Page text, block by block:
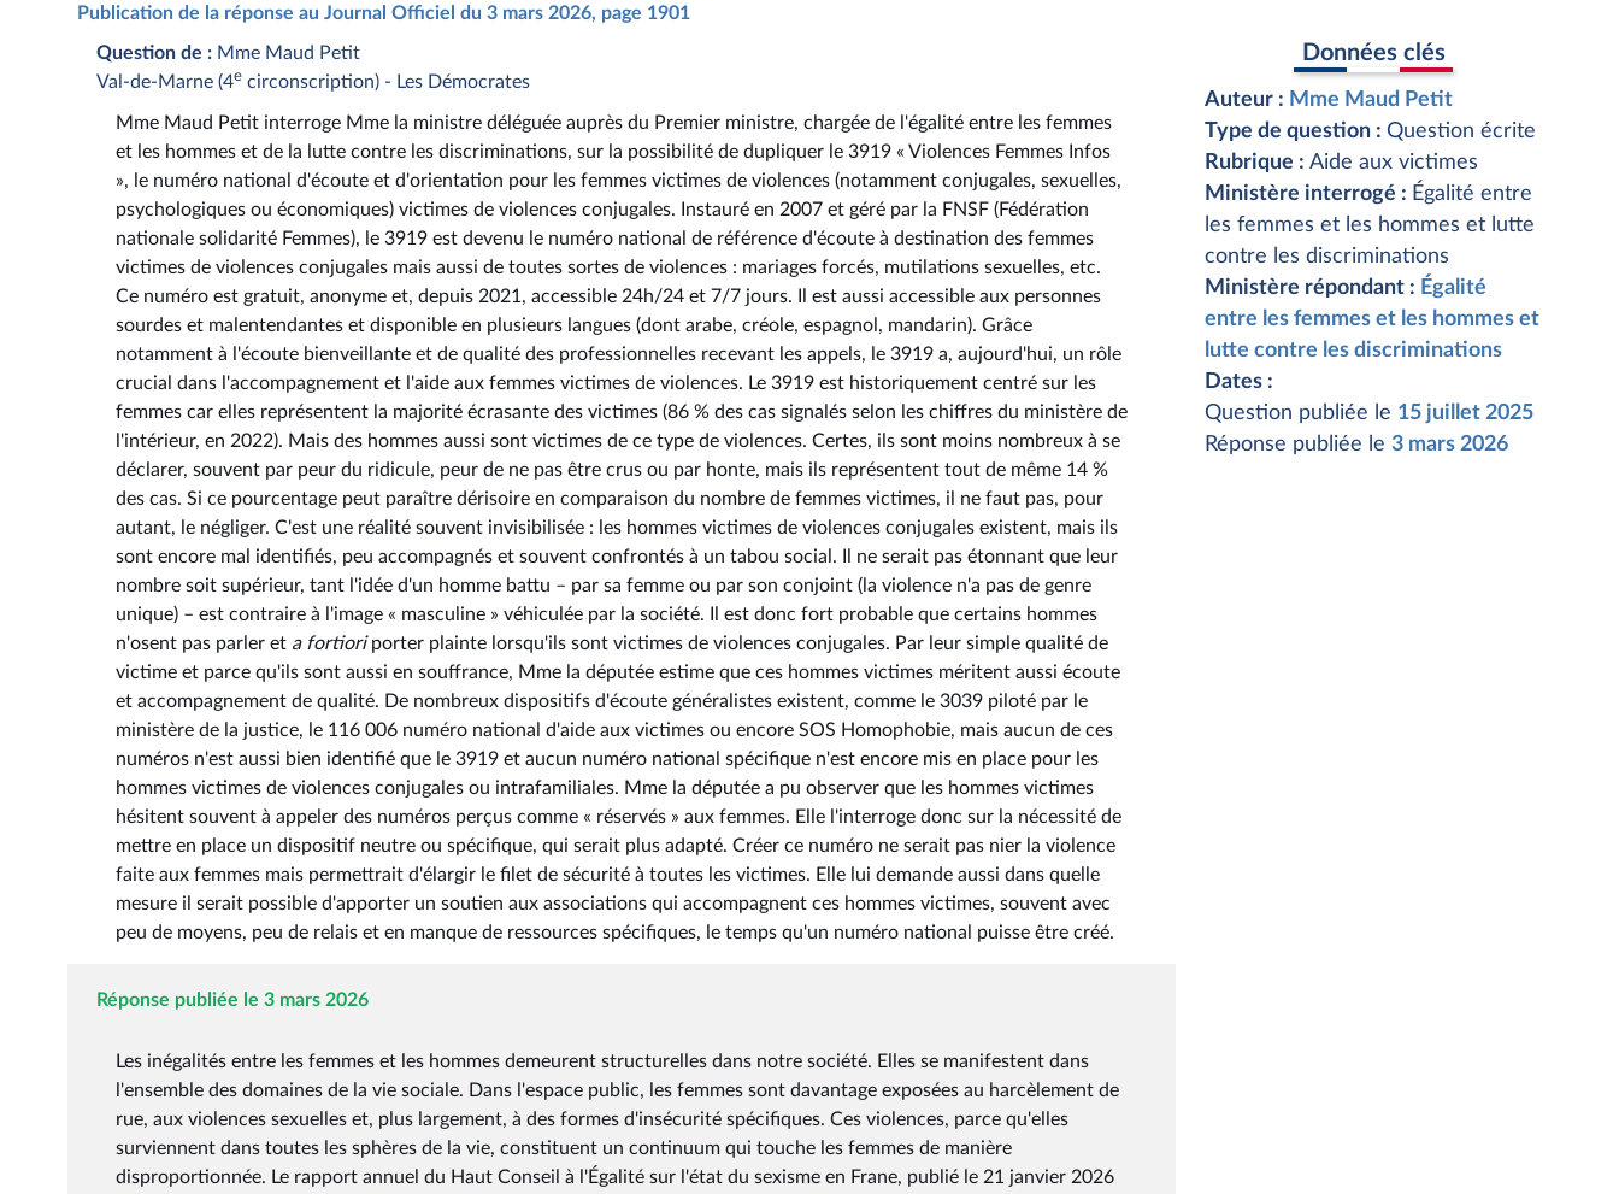
Publication de la réponse au Journal Officiel du 3 mars 2026, page 1901
Question de : Mme Maud Petit
Val-de-Marne (4e circonscription) - Les Démocrates
Mme Maud Petit interroge Mme la ministre déléguée auprès du Premier ministre, chargée de l'égalité entre les femmes
et les hommes et de la lutte contre les discriminations, sur la possibilité de dupliquer le 3919 « Violences Femmes Infos
», le numéro national d'écoute et d'orientation pour les femmes victimes de violences (notamment conjugales, sexuelles,
psychologiques ou économiques) victimes de violences conjugales. Instauré en 2007 et géré par la FNSF (Fédération
nationale solidarité Femmes), le 3919 est devenu le numéro national de référence d'écoute à destination des femmes
victimes de violences conjugales mais aussi de toutes sortes de violences : mariages forcés, mutilations sexuelles, etc.
Ce numéro est gratuit, anonyme et, depuis 2021, accessible 24h/24 et 7/7 jours. Il est aussi accessible aux personnes
sourdes et malentendantes et disponible en plusieurs langues (dont arabe, créole, espagnol, mandarin). Grâce
notamment à l'écoute bienveillante et de qualité des professionnelles recevant les appels, le 3919 a, aujourd'hui, un rôle
crucial dans l'accompagnement et l'aide aux femmes victimes de violences. Le 3919 est historiquement centré sur les
femmes car elles représentent la majorité écrasante des victimes (86 % des cas signalés selon les chiffres du ministère de
l'intérieur, en 2022). Mais des hommes aussi sont victimes de ce type de violences. Certes, ils sont moins nombreux à se
déclarer, souvent par peur du ridicule, peur de ne pas être crus ou par honte, mais ils représentent tout de même 14 %
des cas. Si ce pourcentage peut paraître dérisoire en comparaison du nombre de femmes victimes, il ne faut pas, pour
autant, le négliger. C'est une réalité souvent invisibilisée : les hommes victimes de violences conjugales existent, mais ils
sont encore mal identifiés, peu accompagnés et souvent confrontés à un tabou social. Il ne serait pas étonnant que leur
nombre soit supérieur, tant l'idée d'un homme battu – par sa femme ou par son conjoint (la violence n'a pas de genre
unique) – est contraire à l'image « masculine » véhiculée par la société. Il est donc fort probable que certains hommes
n'osent pas parler et a fortioriporter plainte lorsqu'ils sont victimes de violences conjugales. Par leur simple qualité de
victime et parce qu'ils sont aussi en souffrance, Mme la députée estime que ces hommes victimes méritent aussi écoute
et accompagnement de qualité. De nombreux dispositifs d'écoute généralistes existent, comme le 3039 piloté par le
ministère de la justice, le 116 006 numéro national d'aide aux victimes ou encore SOS Homophobie, mais aucun de ces
numéros n'est aussi bien identifié que le 3919 et aucun numéro national spécifique n'est encore mis en place pour les
hommes victimes de violences conjugales ou intrafamiliales. Mme la députée a pu observer que les hommes victimes
hésitent souvent à appeler des numéros perçus comme « réservés » aux femmes. Elle l'interroge donc sur la nécessité de
mettre en place un dispositif neutre ou spécifique, qui serait plus adapté. Créer ce numéro ne serait pas nier la violence
faite aux femmes mais permettrait d'élargir le filet de sécurité à toutes les victimes. Elle lui demande aussi dans quelle
mesure il serait possible d'apporter un soutien aux associations qui accompagnent ces hommes victimes, souvent avec
peu de moyens, peu de relais et en manque de ressources spécifiques, le temps qu'un numéro national puisse être créé.
Réponse publiée le 3 mars 2026
Les inégalités entre les femmes et les hommes demeurent structurelles dans notre société. Elles se manifestent dans
l'ensemble des domaines de la vie sociale. Dans l'espace public, les femmes sont davantage exposées au harcèlement de
rue, aux violences sexuelles et, plus largement, à des formes d'insécurité spécifiques. Ces violences, parce qu'elles
surviennent dans toutes les sphères de la vie, constituent un continuum qui touche les femmes de manière
disproportionnée. Le rapport annuel du Haut Conseil à l'Égalité sur l'état du sexisme en Frane, publié le 21 janvier 2026
Données clés
Auteur : Mme Maud Petit
Type de question : Question écrite
Rubrique : Aide aux victimes
Ministère interrogé : Égalité entre
les femmes et les hommes et lutte
contre les discriminations
Ministère répondant : Égalité
entre les femmes et les hommes et
lutte contre les discriminations
Dates :
Question publiée le 15 juillet 2025
Réponse publiée le 3 mars 2026